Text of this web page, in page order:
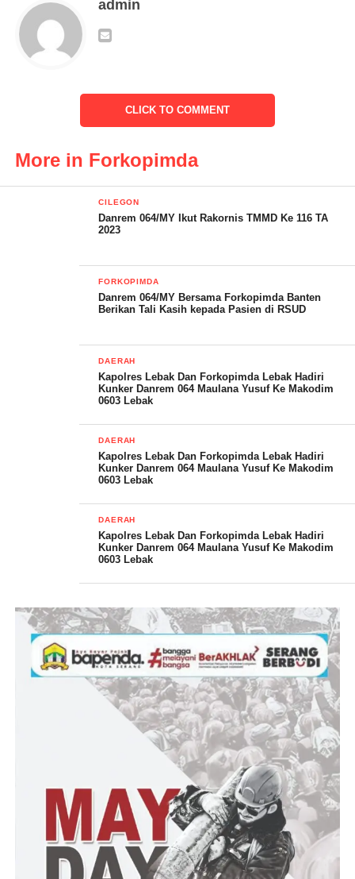
Disebutkan, pembagian takjil gratis di bulan ramadhan tersebut
dilakukan untuk membantu warga yang akan berbuka puasa.
pejalan kaki yang menerima pemberaian takjil, sambil
melontarkan ucapan terima kasih karena sudah peduli dengan
dapat sedikit membantu meringankan beban masyarakat dan
semoga membawa berkah untuk berbuka puasa,” ucap Dandim.
Dandim menambahkan, kegiatan bagi- bagi takjil ini sebagai
sarana untuk beramal serta menjalin silaturrahmi sehingga
tercipta rasa kebersamaan antara Forkopimda dengan
Indrimardi22 – S Suryamin
Post Views: 20
admin
CLICK TO COMMENT
More in Forkopimda
CILEGON
Danrem 064/MY Ikut Rakornis TMMD Ke 116 TA
2023
FORKOPIMDA
Danrem 064/MY Bersama Forkopimda Banten
Berikan Tali Kasih kepada Pasien di RSUD
DAERAH
Kapolres Lebak Dan Forkopimda Lebak Hadiri
Kunker Danrem 064 Maulana Yusuf Ke Makodim
0603 Lebak
DAERAH
Kapolres Lebak Dan Forkopimda Lebak Hadiri
Kunker Danrem 064 Maulana Yusuf Ke Makodim
0603 Lebak
DAERAH
Kapolres Lebak Dan Forkopimda Lebak Hadiri
Kunker Danrem 064 Maulana Yusuf Ke Makodim
0603 Lebak